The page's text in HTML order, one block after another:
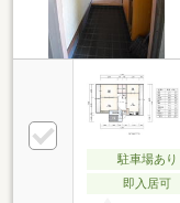
駐車場あり
即入居可